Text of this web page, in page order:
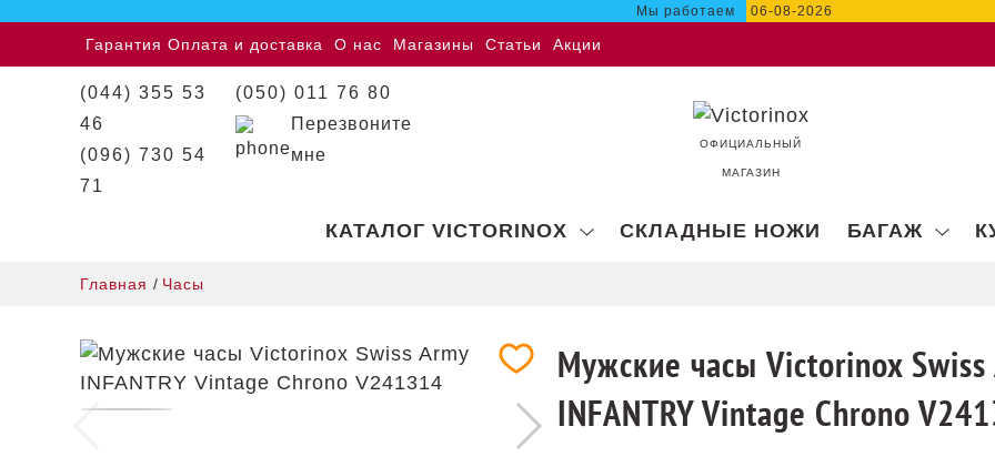
Мы работаем 06-08-2026
Гарантия Оплата и доставка О нас Магазины Статьи Акции
(044) 355 53
46
(096) 730 54
71
(050) 011 76 80
Перезвоните
мне
ОФИЦИАЛЬНЫЙ
МАГАЗИН
КАТАЛОГ VICTORINOX СКЛАДНЫЕ НОЖИ БАГАЖ
Главная / Часы
Мужские часы Victorinox Swiss
INFANTRY Vintage Chrono